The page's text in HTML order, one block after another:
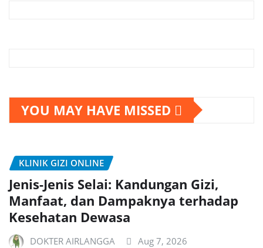
YOU MAY HAVE MISSED
KLINIK GIZI ONLINE
Jenis-Jenis Selai: Kandungan Gizi,
Manfaat, dan Dampaknya terhadap
Kesehatan Dewasa
DOKTER AIRLANGGA Aug 7, 2026